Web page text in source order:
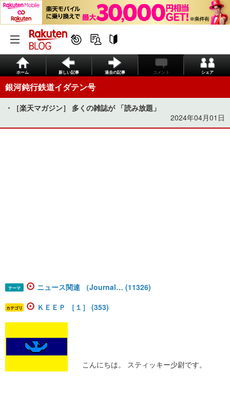
ホーム 新しい記事 過去の記事 コメント シェア
銀河鈍行鉄道イダテン号
・［楽天マガジン］ 多くの雑誌が 「読み放題」
2024年04月01日
テーマ ニュース関連 （Journal… (11326)
カテゴリ ＫＥＥＰ ［１］ (353)
こんにちは。 スティッキー少尉です。